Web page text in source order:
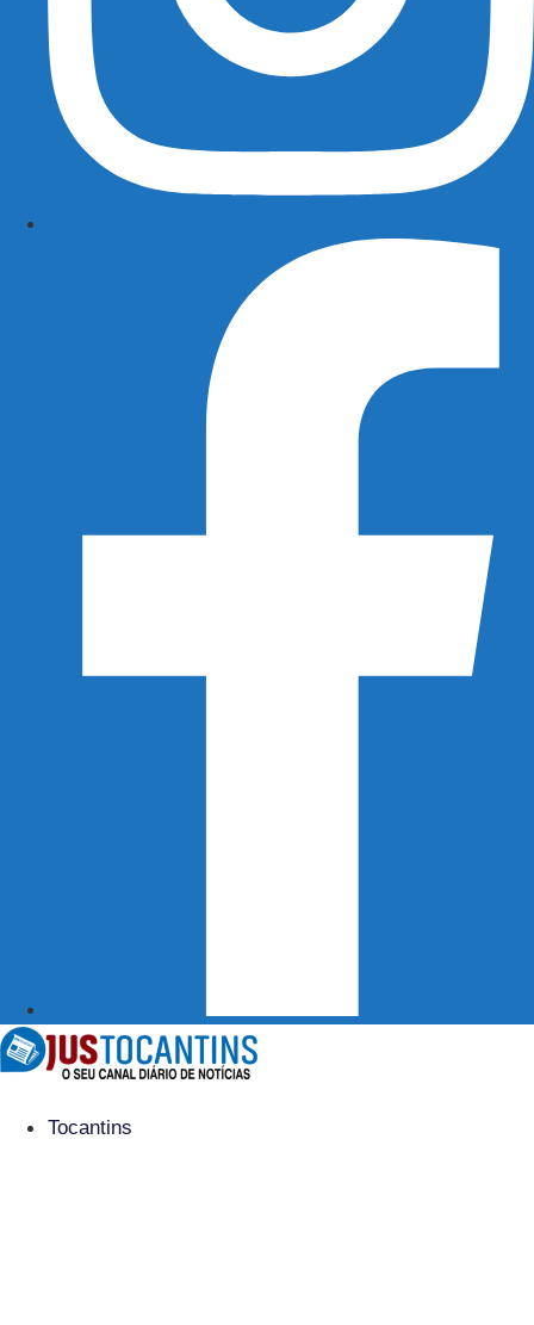
Tocantins